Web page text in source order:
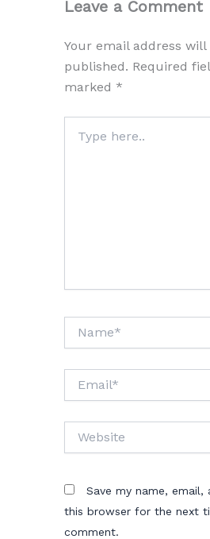
Leave a Comment
Your email address will
published. Required
marked *
here..
Save my name, email,
this browser for the next
comment.